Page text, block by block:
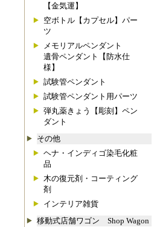
【金気運】
空ボトル【カプセル】パー
ツ
メモリアルペンダント
遺骨ペンダント【防水仕
様】
試験管ペンダント
試験管ペンダント用パーツ
弾丸薬きょう【彫刻】ペン
ダント
その他
ヘナ・インディゴ染毛化粧
品
木の復元剤・コーティング
剤
インテリア雑貨
移動式店舗ワゴン Shop Wagon